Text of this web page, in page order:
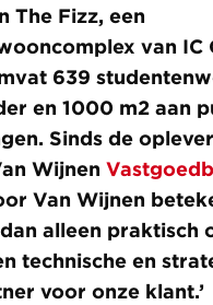
The Fizz, een
van IC
639
en 1000 m2 aan
Sinds de
Wijnen
Van Wijnen
alleen praktisch
technische en
voor onze klant.’